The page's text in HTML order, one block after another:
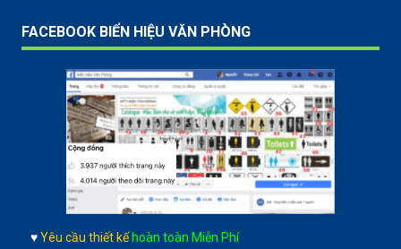
FACEBOOK BIỂN HIỆU VĂN PHÒNG
♥ Yêu cầu thiết kế hoàn toàn Miễn Phí